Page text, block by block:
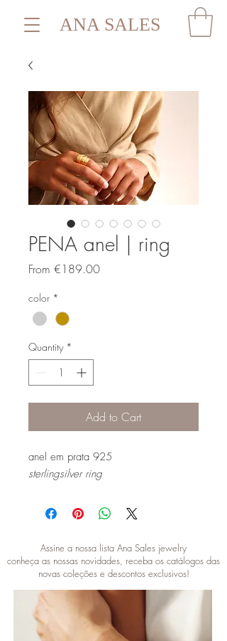
ANA SALES
PENA anel | ring
From €189.00Sale
color *
Quantity *
Add to Cart
anel em prata 925
sterlingsilver ring
SUBSCRIBE
Assine a nossa lista Ana Sales jewelry
conheça as nossas novidades, receba os catálogos das
novas coleções e descontos exclusivos!